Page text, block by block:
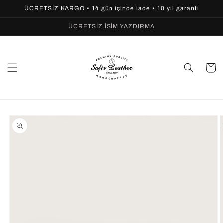
İçeriğe
ÜCRETSİZ KARGO • 14 gün içinde iade • 10 yıl garanti
ÜCRETSİZ İSİM YAZDIRMA
Sepet
Ürün
bilgisine
atla